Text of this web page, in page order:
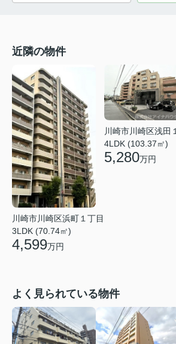
近隣の物件
川崎市川崎区浜町１丁目
3LDK (70.74㎡)
4,599万円
川崎市川崎区浅田
4LDK (103.37㎡)
5,280万円
よく見られている物件